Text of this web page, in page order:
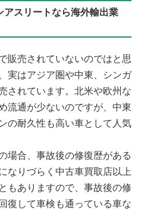
アスリートなら海外輸出業
販売されていないのではと思
実はアジア圏や中東、シンガ
されています。北米や欧州な
流通が少ないのですが、中東
の耐久性も高い車として人気
場合、事故後の修復歴がある
なりづらく中古車買取店以上
もありますので、事故後の修
復して車検も通っている車な